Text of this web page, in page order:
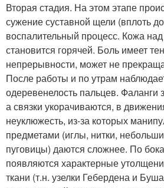
Вторая стадия. На этом этапе
сужение суставной щели (вплоть
воспалительный процесс. Кожа
становится горячей. Боль имеет
непрерывности, может не
После работы и по утрам
одеревенелость пальцев. Фаланги
а связки укорачиваются, в
неуклюжесть, из-за которых
предметами (иглы, нитки,
пуговицы) даются сложнее. По
появляются характерные
ткани (т.н. узелки Гебердена и